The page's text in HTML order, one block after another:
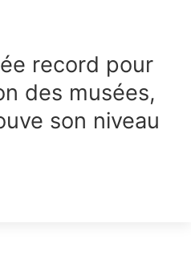
record pour
des musées,
son niveau